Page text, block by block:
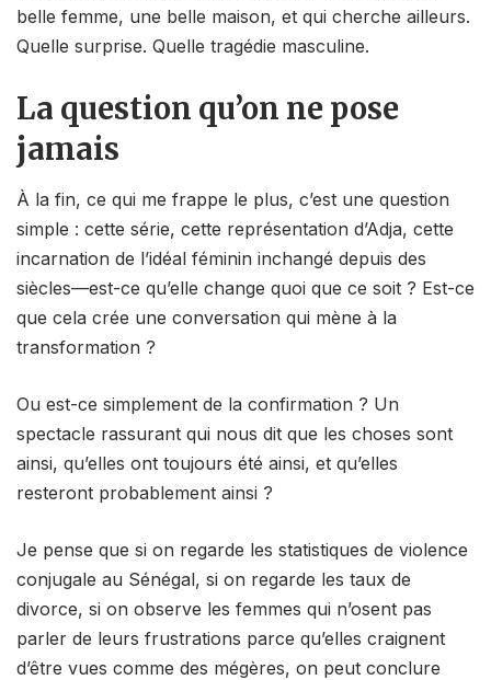
belle femme, une belle maison, et qui cherche ailleurs.
Quelle surprise. Quelle tragédie masculine.
La question qu’on ne pose
jamais
À la fin, ce qui me frappe le plus, c’est une question
simple : cette série, cette représentation d’Adja, cette
incarnation de l’idéal féminin inchangé depuis des
siècles—est-ce qu’elle change quoi que ce soit ? Est-ce
que cela crée une conversation qui mène à la
transformation ?
Ou est-ce simplement de la confirmation ? Un
spectacle rassurant qui nous dit que les choses sont
ainsi, qu’elles ont toujours été ainsi, et qu’elles
resteront probablement ainsi ?
Je pense que si on regarde les statistiques de violence
conjugale au Sénégal, si on regarde les taux de
divorce, si on observe les femmes qui n’osent pas
parler de leurs frustrations parce qu’elles craignent
d’être vues comme des mégères, on peut conclure